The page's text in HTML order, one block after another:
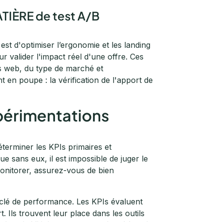
de test A/B
d'optimiser l’ergonomie et les landing
valider l'impact réel d'une offre. Ces
web, du type de marché et
en poupe : la vérification de l'apport de
les KPIs primaires et
sans eux, il est impossible de juger le
assurez-vous de bien
de performance. Les KPIs évaluent
Ils trouvent leur place dans les outils